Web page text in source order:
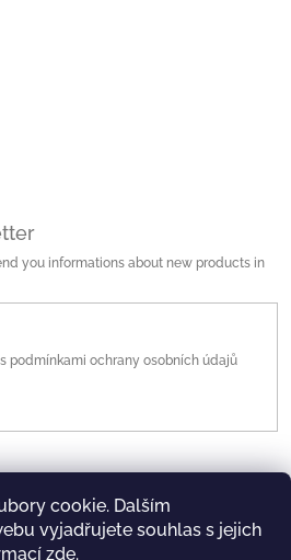
cookie. Dalším
vyjadřujete souhlas s jejich
zde.
you informations about new products in
podmínkami ochrany osobních údajů
Tatra Truck Store